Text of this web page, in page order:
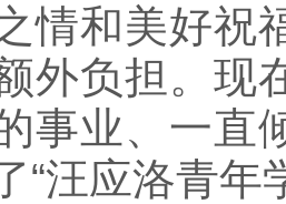
情和美好祝
外负担。现
事业、一直
“汪应洛青年